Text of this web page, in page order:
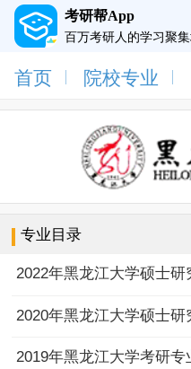
考研帮App
百万考研人的学习聚
首页 院校专业
专业目录
2022年黑龙江大学硕士
2020年黑龙江大学硕士
2019年黑龙江大学考研专